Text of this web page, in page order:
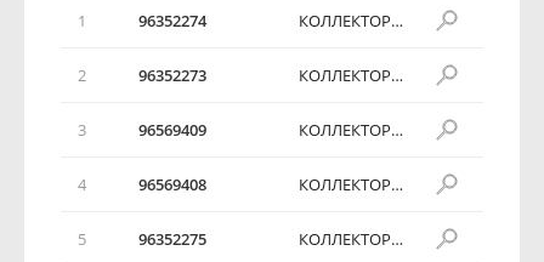
1 96352274 КОЛЛЕКТОР ВПУСКНОЙ В СБОРЕ
2 96352273 КОЛЛЕКТОР ВПУСКНОЙ В СБОРЕ
3 96569409 КОЛЛЕКТОР ВПУСКНОЙ В СБОРЕ
4 96569408 КОЛЛЕКТОР ВПУСКНОЙ В СБОРЕ
5 96352275 КОЛЛЕКТОР ВПУСКНОЙ